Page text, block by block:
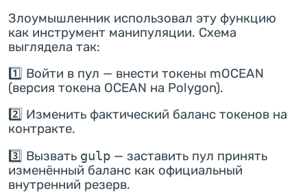
Злоумышленник использовал эту функцию
как инструмент манипуляции. Схема
выглядела так:
1️⃣ Войти в пул — внести токены mOCEAN
(версия токена OCEAN на Polygon).
2️⃣ Изменить фактический баланс токенов на
контракте.
3️⃣ Вызвать gulp — заставить пул принять
изменённый баланс как официальный
внутренний резерв.